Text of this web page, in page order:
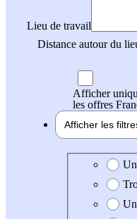
Lieu de travail
Distance autour du
Afficher
les offres
Afficher les
Date de